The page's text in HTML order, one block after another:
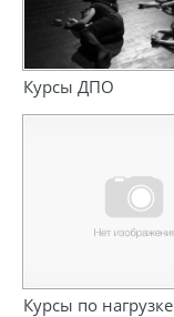
Курсы ДПО
Курсы по нагрузке